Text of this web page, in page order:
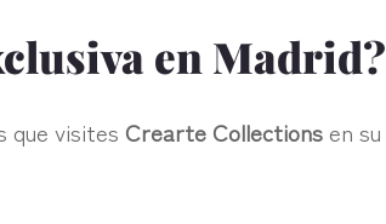
en Madrid?
que visites Crearte Collections en su